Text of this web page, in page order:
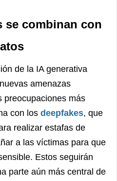
se combinan con
de la IA generativa
amenazas
preocupaciones más
con los deepfakes, que
realizar estafas de
a las víctimas para que
Estos seguirán
parte aún más central de